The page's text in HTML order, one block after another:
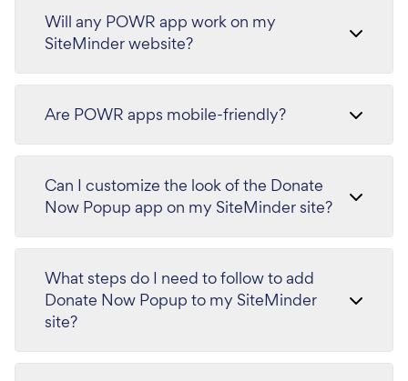
Will any POWR app work on my
SiteMinder website?
Are POWR apps mobile-friendly?
Can I customize the look of the Donate
Now Popup app on my SiteMinder site?
What steps do I need to follow to add
Donate Now Popup to my SiteMinder
site?